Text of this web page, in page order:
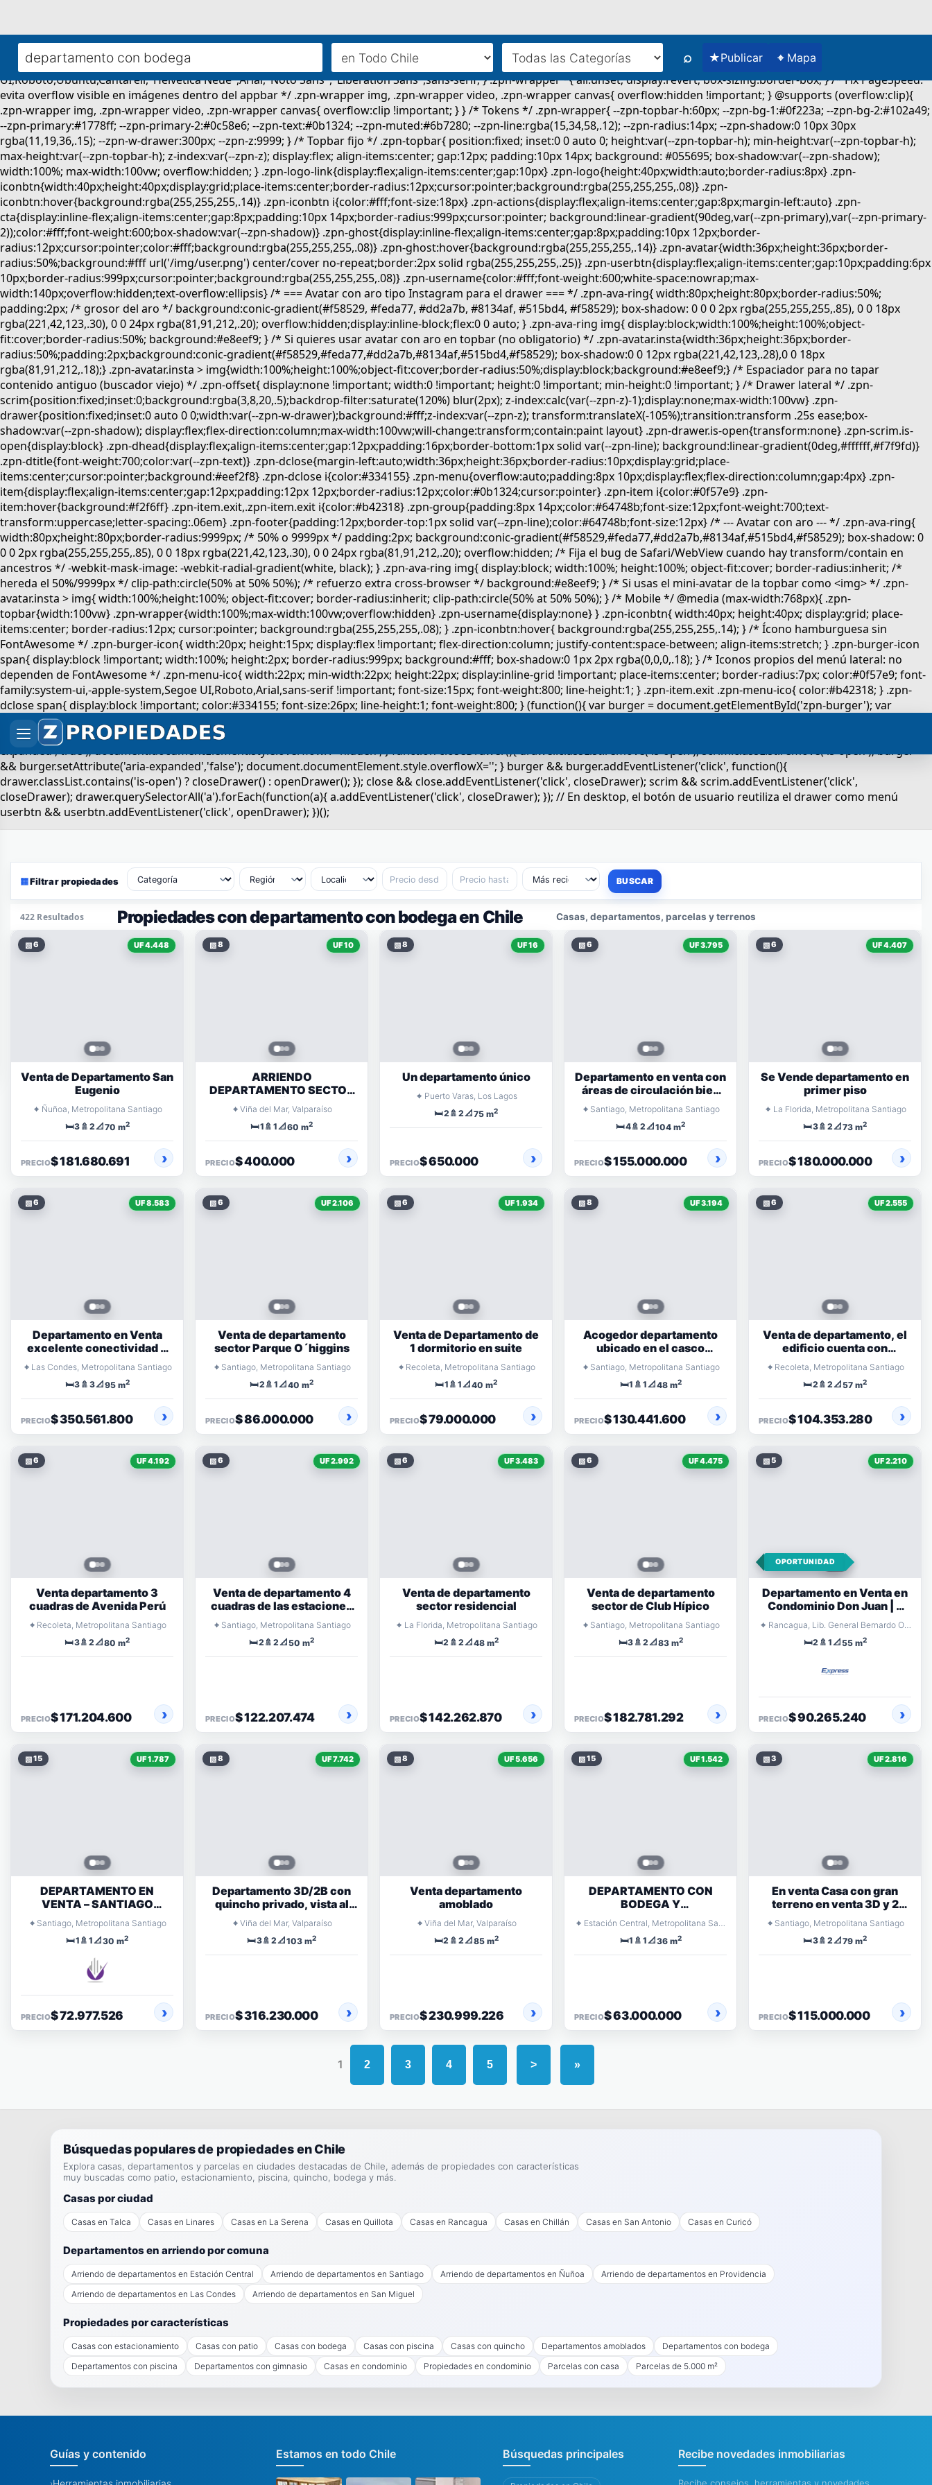
⌕ ★Publicar ⌖ Mapa
▦Filtrar propiedades
422 Resultados Propiedades con departamento con bodega en Chile Casas, departamentos, parcelas y terrenos
▧6 UF 4.448
Venta de Departamento San
Eugenio
⌖ Ñuñoa, Metropolitana Santiago
🛏️3 🚿 2📐70 m2
PRECIO$ 181.680.691
▧8 UF 10
ARRIENDO
DEPARTAMENTO SECTOR
ORIENTE VIÑA DEL MAR
⌖ Viña del Mar, Valparaíso
🛏️1 🚿 1📐60 m2
PRECIO$ 400.000
▧8 UF 16
Un departamento único
⌖ Puerto Varas, Los Lagos
🛏️2 🚿 2📐75 m2
PRECIO$ 650.000
▧6 UF 3.795
Departamento en venta con
áreas de circulación bien
iluminadas
⌖ Santiago, Metropolitana Santiago
🛏️4🚿 2📐104 m2
PRECIO$ 155.000.000
▧6 UF 4.407
Se Vende departamento en
primer piso
⌖ La Florida, Metropolitana Santiago
🛏️3🚿 2📐73 m2
PRECIO$ 180.000.000
▧6 UF 8.583
Departamento en Venta
excelente conectividad y
cercanía a colegios,
supermercado
⌖ Las Condes, Metropolitana Santiago
🛏️3 🚿 3📐95 m2
PRECIO$ 350.561.800
▧6 UF 2.106
Venta de departamento
sector Parque O´higgins
⌖ Santiago, Metropolitana Santiago
🛏️2 🚿 1📐40 m2
PRECIO$ 86.000.000
▧6 UF 1.934
Venta de Departamento de
1 dormitorio en suite
⌖ Recoleta, Metropolitana Santiago
🛏️1 🚿 1📐40 m2
PRECIO$ 79.000.000
▧8 UF 3.194
Acogedor departamento
ubicado en el casco
histórico de Santiago
centro
⌖ Santiago, Metropolitana Santiago
🛏️1 🚿 1📐48 m2
PRECIO$ 130.441.600
▧6 UF 2.555
Venta de departamento, el
edificio cuenta con
conserjería 24 hrs
⌖ Recoleta, Metropolitana Santiago
🛏️2 🚿 2📐57 m2
PRECIO$ 104.353.280
▧6 UF 4.192
Venta departamento 3
cuadras de Avenida Perú
⌖ Recoleta, Metropolitana Santiago
🛏️3🚿 2📐80 m2
PRECIO$ 171.204.600
▧6 UF 2.992
Venta de departamento 4
cuadras de las estaciones
de Metro Línea 1
⌖ Santiago, Metropolitana Santiago
🛏️2 🚿 2📐50 m2
PRECIO$ 122.207.474
▧6 UF 3.483
Venta de departamento
sector residencial
⌖ La Florida, Metropolitana Santiago
🛏️2 🚿 2📐48 m2
PRECIO$ 142.262.870
▧6 UF 4.475
Venta de departamento
sector de Club Hípico
⌖ Santiago, Metropolitana Santiago
🛏️3 🚿 2📐83 m2
PRECIO$ 182.781.292
▧5 UF 2.210
OPORTUNIDAD
Departamento en Venta en
Condominio Don Juan | 2
Dormitorios y
Estacionamiento
⌖ Rancagua, Lib. General Bernardo O'Higgins
🛏️2 🚿 1📐55 m2
PRECIO$ 90.265.240
▧15 UF 1.787
DEPARTAMENTO EN
VENTA – SANTIAGO
CENTRO
⌖ Santiago, Metropolitana Santiago
🛏️1 🚿 1📐30 m2
PRECIO$ 72.977.526
▧8 UF 7.742
Departamento 3D/2B con
quincho privado, vista al
bosque y 2
estacionamientos
⌖ Viña del Mar, Valparaíso
🛏️3🚿 2📐103 m2
PRECIO$ 316.230.000
▧8 UF 5.656
Venta departamento
amoblado
⌖ Viña del Mar, Valparaíso
🛏️2 🚿 2📐85 m2
PRECIO$ 230.999.226
▧15 UF 1.542
DEPARTAMENTO CON
BODEGA Y
ESTACIONAMIENTO
COMUNA DE SANTIAGO
⌖ Estación Central, Metropolitana Santiago
🛏️1 🚿 1📐36 m2
PRECIO$ 63.000.000
▧3 UF 2.816
En venta Casa con gran
terreno en venta 3D y 2
baños
⌖ Santiago, Metropolitana Santiago
🛏️3🚿 2📐79 m2
PRECIO$ 115.000.000
1 2 3 4 5 > »
Búsquedas populares de propiedades en Chile
Explora casas, departamentos y parcelas en ciudades destacadas de Chile, además de propiedades con características
muy buscadas como patio, estacionamiento, piscina, quincho, bodega y más.
Casas por ciudad
Casas en Talca Casas en Linares Casas en La Serena Casas en Quillota Casas en Rancagua Casas en Chillán Casas en San Antonio Casas en Curicó
Departamentos en arriendo por comuna
Arriendo de departamentos en Estación Central Arriendo de departamentos en Santiago Arriendo de departamentos en Ñuñoa
Arriendo de departamentos en Providencia
Arriendo de departamentos en Las Condes
Arriendo de departamentos en San Miguel
Propiedades por características
Casas con estacionamiento Casas con patio Casas con bodega Casas con piscina Casas con quincho Departamentos amoblados
Departamentos con bodega
Departamentos con piscina
Departamentos con gimnasio Casas en condominio Propiedades en condominio Parcelas con casa Parcelas de 5.000 m²
Guías y contenido Estamos en todo Chile Búsquedas principales Recibe novedades inmobiliarias